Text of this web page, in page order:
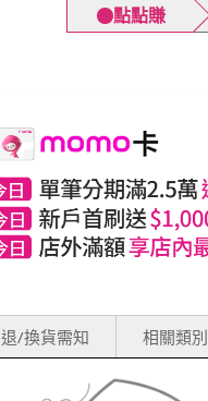
點點賺
退/換貨需知 相關類別